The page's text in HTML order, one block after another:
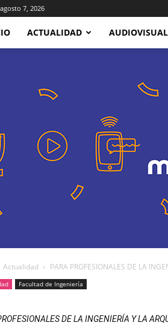
7, 2026
ACTUALIDAD
Actualidad PARA PROFESIONALES DE LA
Facultad de Ingeniería
DE LA INGENIERÍA Y LA